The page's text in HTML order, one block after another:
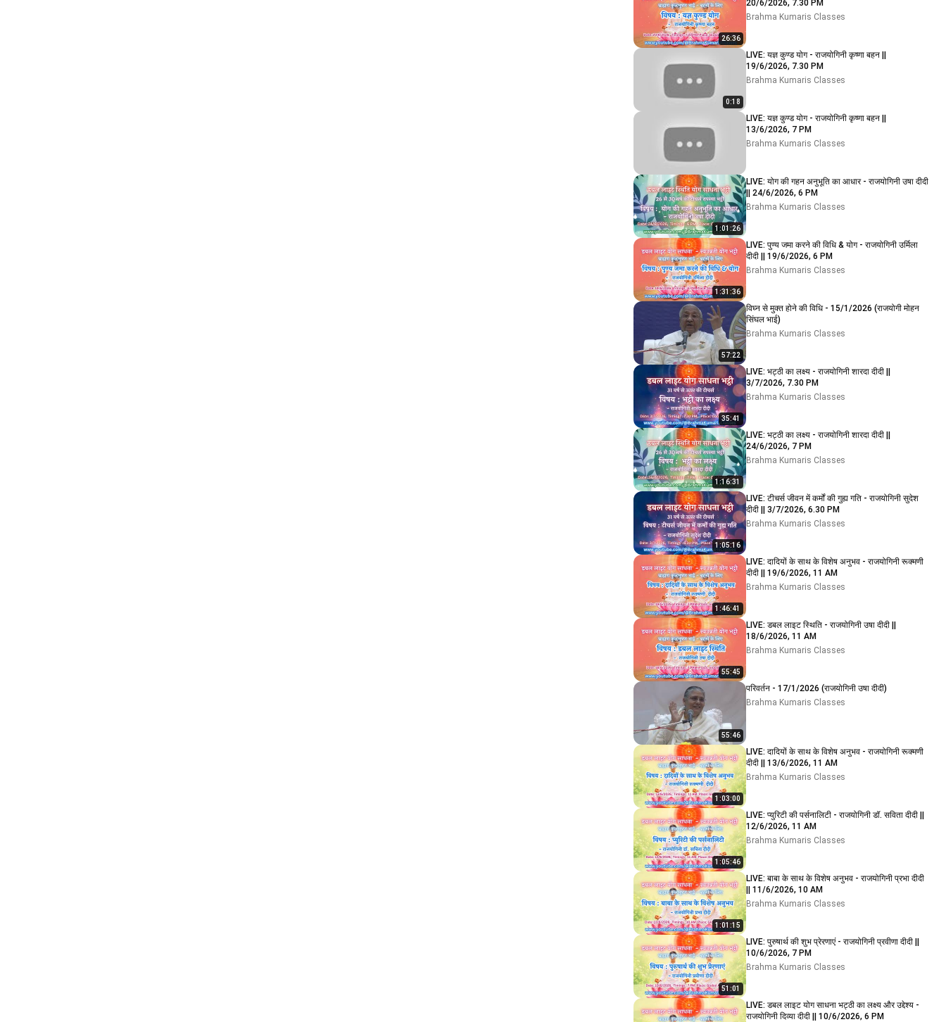
26:36
20/6/2026, 7.30 PM
Brahma Kumaris Classes
0:18
LIVE: यज्ञ कुण्ड योग - राजयोगिनी कृष्णा बहन ||
19/6/2026, 7.30 PM
Brahma Kumaris Classes
LIVE: यज्ञ कुण्ड योग - राजयोगिनी कृष्णा बहन ||
13/6/2026, 7 PM
Brahma Kumaris Classes
1:01:26
LIVE: योग की गहन अनुभूति का आधार - राजयोगिनी उषा दीदी
|| 24/6/2026, 6 PM
Brahma Kumaris Classes
1:31:36
LIVE: पुण्य जमा करने की विधि & योग - राजयोगिनी उर्मिला
दीदी || 19/6/2026, 6 PM
Brahma Kumaris Classes
57:22
विघ्न से मुक्त होने की विधि - 15/1/2026 (राजयोगी मोहन
सिंघल भाई)
Brahma Kumaris Classes
35:41
LIVE: भट्ठी का लक्ष्य - राजयोगिनी शारदा दीदी ||
3/7/2026, 7.30 PM
Brahma Kumaris Classes
1:16:31
LIVE: भट्ठी का लक्ष्य - राजयोगिनी शारदा दीदी ||
24/6/2026, 7 PM
Brahma Kumaris Classes
1:05:16
LIVE: टीचर्स जीवन में कर्मों की गुह्य गति - राजयोगिनी सुदेश
दीदी || 3/7/2026, 6.30 PM
Brahma Kumaris Classes
1:46:41
LIVE: दादियों के साथ के विशेष अनुभव - राजयोगिनी रूक्मणी
दीदी || 19/6/2026, 11 AM
Brahma Kumaris Classes
55:45
LIVE: डबल लाइट स्थिति - राजयोगिनी उषा दीदी ||
18/6/2026, 11 AM
Brahma Kumaris Classes
55:46
परिवर्तन - 17/1/2026 (राजयोगिनी उषा दीदी)
Brahma Kumaris Classes
1:03:00
LIVE: दादियों के साथ के विशेष अनुभव - राजयोगिनी रूक्मणी
दीदी || 13/6/2026, 11 AM
Brahma Kumaris Classes
1:05:46
LIVE: प्युरिटी की पर्सनालिटी - राजयोगिनी डॉ. सविता दीदी ||
12/6/2026, 11 AM
Brahma Kumaris Classes
1:01:15
LIVE: बाबा के साथ के विशेष अनुभव - राजयोगिनी प्रभा दीदी
|| 11/6/2026, 10 AM
Brahma Kumaris Classes
51:01
LIVE: पुरुषार्थ की शुभ प्रेरणाएं - राजयोगिनी प्रवीणा दीदी ||
10/6/2026, 7 PM
Brahma Kumaris Classes
LIVE: डबल लाइट योग साधना भट्ठी का लक्ष्य और उद्देश्य -
राजयोगिनी दिव्या दीदी || 10/6/2026, 6 PM